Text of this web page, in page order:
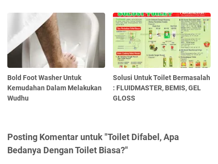
Bold Foot Washer Untuk
Kemudahan Dalam Melakukan
Wudhu
Solusi Untuk Toilet Bermasalah
: FLUIDMASTER, BEMIS, GEL
GLOSS
Posting Komentar untuk "Toilet Difabel, Apa
Bedanya Dengan Toilet Biasa?"